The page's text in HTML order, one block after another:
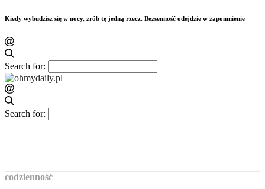
Kiedy wybudzisz się w nocy, zrób tę jedną rzecz. Bezsenność odejdzie w zapomnienie
Search for:
Search for:
codzienność